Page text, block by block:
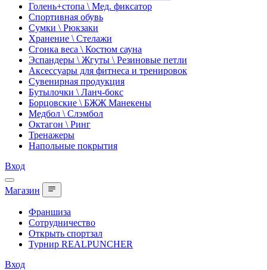
Голень+стопа \ Мед. фиксатор
Спортивная обувь
Сумки \ Рюкзаки
Хранение \ Стелажи
Сгонка веса \ Костюм сауна
Эспандеры \ Жгуты \ Резиновые петли
Аксессуары для фитнеса и тренировок
Сувенирная продукция
Бутылочки \ Ланч-бокс
Борцовские \ БЖЖ Манекены
Медбол \ Слэмбол
Октагон \ Ринг
Тренажеры
Напольные покрытия
Вход
Магазин
Франшиза
Сотрудничество
Открыть спортзал
Турнир REALPUNCHER
Вход